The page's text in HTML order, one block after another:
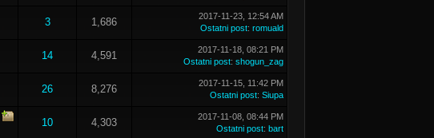
3 1,686
2017-11-23, 12:54 AM
Ostatni post: romuald
14 4,591
2017-11-18, 08:21 PM
Ostatni post: shogun_zag
26 8,276
2017-11-15, 11:42 PM
Ostatni post: Siupa
10 4,303
2017-11-08, 08:44 PM
Ostatni post: bart